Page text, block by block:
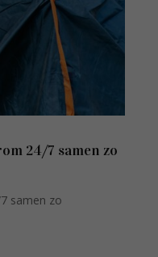
24/7 samen zo
samen zo